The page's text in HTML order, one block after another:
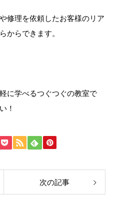
修理を依頼したお客様のリア
からできます。
に学べるつぐつぐの教室で
！
次の記事